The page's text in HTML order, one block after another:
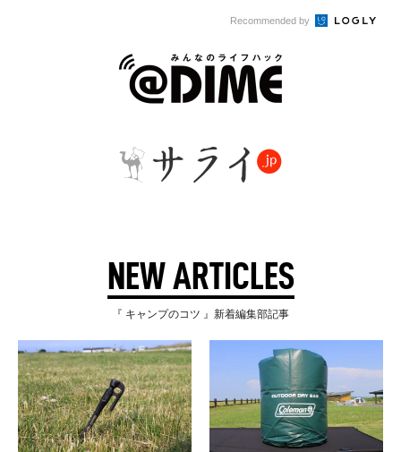
Recommended by
NEW ARTICLES
『 キャンプのコツ 』新着編集部記事